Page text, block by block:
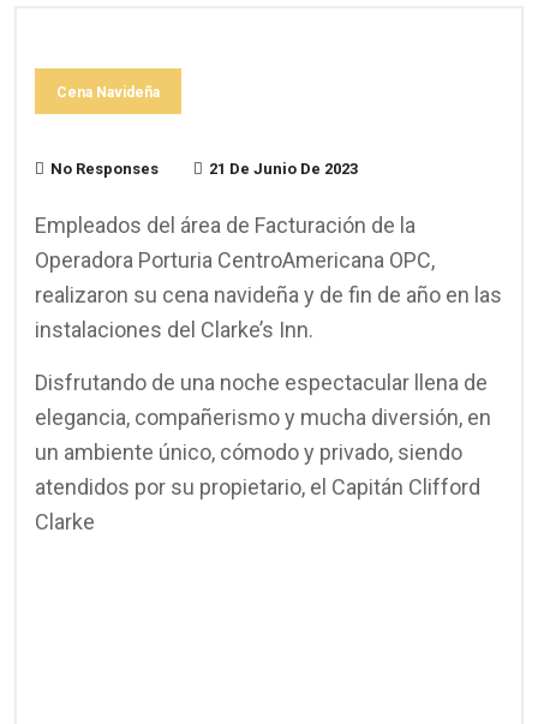
Cena Navideña
No Responses 21 De Junio De 2023
Empleados del área de Facturación de la
Operadora Porturia CentroAmericana OPC,
realizaron su cena navideña y de fin de año en las
instalaciones del Clarke’s Inn.
Disfrutando de una noche espectacular llena de
elegancia, compañerismo y mucha diversión, en
un ambiente único, cómodo y privado, siendo
atendidos por su propietario, el Capitán Clifford
Clarke